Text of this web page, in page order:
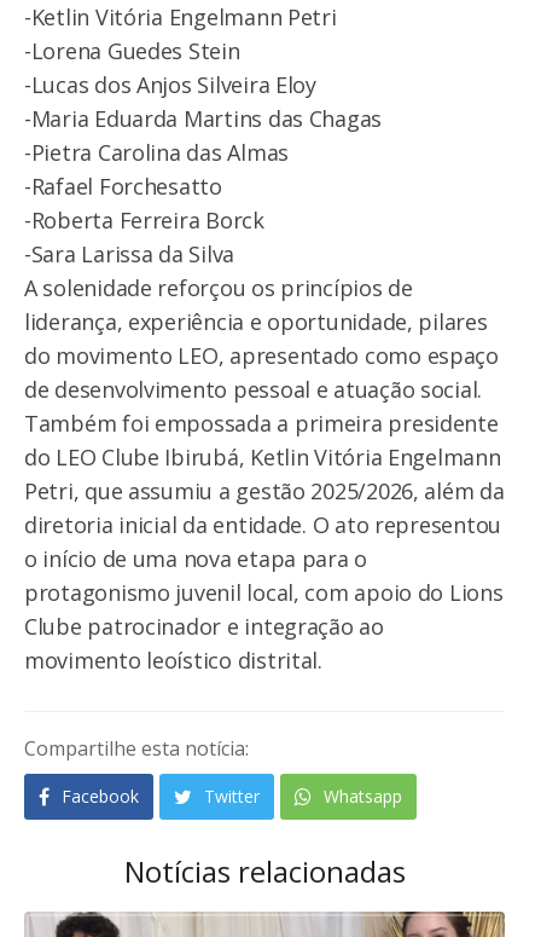
-Ketlin Vitória Engelmann Petri
-Lorena Guedes Stein
-Lucas dos Anjos Silveira Eloy
-Maria Eduarda Martins das Chagas
-Pietra Carolina das Almas
-Rafael Forchesatto
-Roberta Ferreira Borck
-Sara Larissa da Silva
A solenidade reforçou os princípios de
liderança, experiência e oportunidade, pilares
do movimento LEO, apresentado como espaço
de desenvolvimento pessoal e atuação social.
Também foi empossada a primeira presidente
do LEO Clube Ibirubá, Ketlin Vitória Engelmann
Petri, que assumiu a gestão 2025/2026, além da
diretoria inicial da entidade. O ato representou
o início de uma nova etapa para o
protagonismo juvenil local, com apoio do Lions
Clube patrocinador e integração ao
movimento leoístico distrital.
Compartilhe esta notícia:
Facebook Twitter Whatsapp
Notícias relacionadas